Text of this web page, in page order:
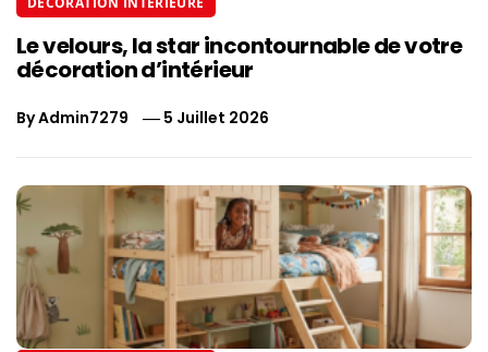
Le velours, la star incontournable de votre
décoration d’intérieur
ByAdmin7279 5 Juillet 2026